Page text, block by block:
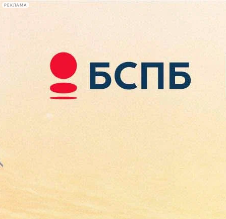
РЕКЛАМА
Сегодня:
2026.08.09
02:01
Афиша Plus